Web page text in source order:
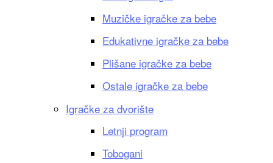
Muzičke igračke za bebe
Edukativne igračke za bebe
Plišane igračke za bebe
Ostale igračke za bebe
Igračke za dvorište
Letnji program
Tobogani